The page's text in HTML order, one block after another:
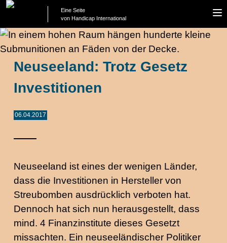
Eine Seite
von Handicap International
Neuseeland: Trotz Gesetz
Investitionen
06.04.2017
Neuseeland ist eines der wenigen Länder,
dass die Investitionen in Hersteller von
Streubomben ausdrücklich verboten hat.
Dennoch hat sich nun herausgestellt, dass
mind. 4 Finanzinstitute dieses Gesetzt
missachten. Ein neuseeländischer Politiker